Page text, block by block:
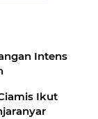
Intens
Ikut